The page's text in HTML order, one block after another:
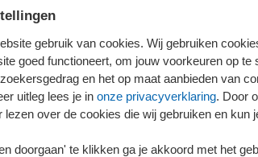
gebruik van cookies. Wij gebruiken
goed functioneert, om jouw voorkeuren op te
en het op maat aanbieden van
uitleg lees je in onze privacyverklaring. Door
over de cookies die wij gebruiken en kun
doorgaan' te klikken ga je akkoord met het
kantoor is nog geen lid van SRA